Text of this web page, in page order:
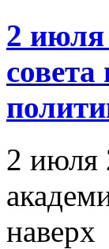
2 июля
2 июля
наверх